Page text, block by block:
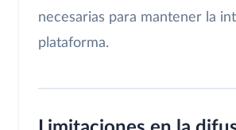
necesarias para mantener la
plataforma.